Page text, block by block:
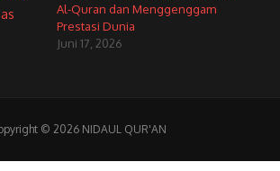
Al-Quran dan Menggenggam
Prestasi Dunia
Juni 17, 2026
© 2026 NIDAUL QUR'AN